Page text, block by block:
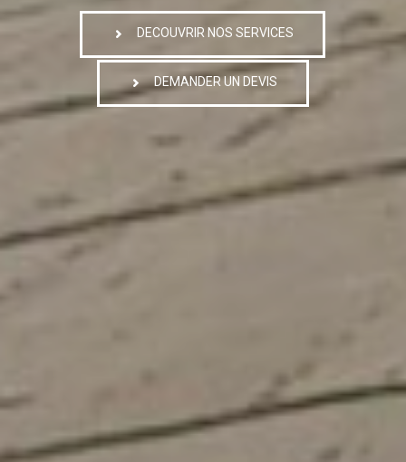
DECOUVRIR NOS SERVICES
DEMANDER UN DEVIS